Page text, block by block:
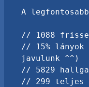
A
// 1088
// 15% lányok
javulunk ^^)
// 5829
// 299 teljes